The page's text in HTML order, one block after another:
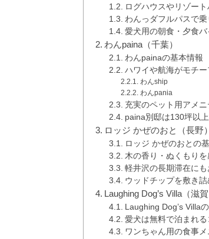
ログハウスやリゾー
わんっダフルパスで
愛犬用の朝食・夕食バ
わんpaina（千葉）
わんpainaの基本情報
ハワイや航海がモチ
わんship
わんpania
充実のペット用アメニ
paina別邸は130坪以
ロッジ かぜのおと（長野）
ロッジ かぜのおとの
木の香り・ぬくもり
軽井沢の長期滞在にも
ウッドチップを敷き
Laughing Dog’s Villa（滋賀
Laughing Dog’s Villa
愛犬は無料で泊まれる
ワンちゃん用の食事